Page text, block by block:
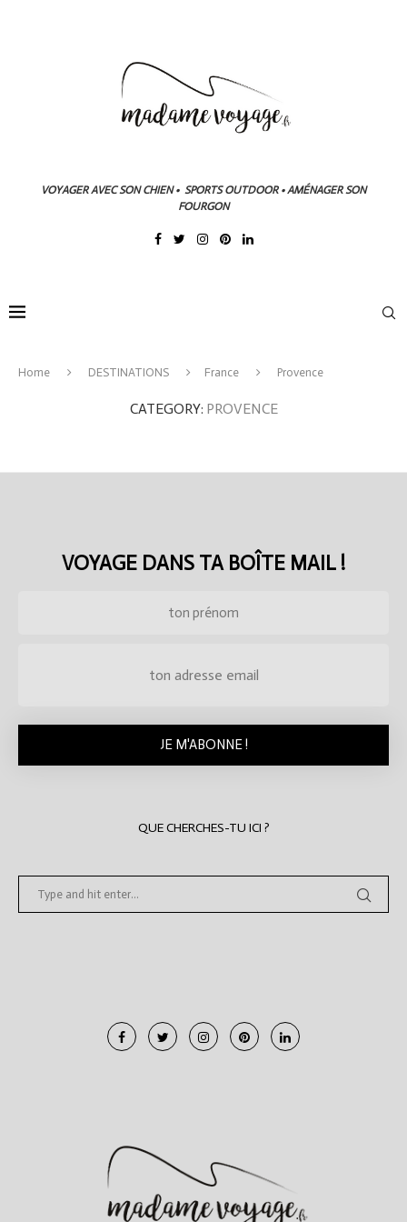
VOYAGER AVEC SON CHIEN • SPORTS OUTDOOR • AMÉNAGER SON
FOURGON
Home DESTINATIONS France Provence
CATEGORY: PROVENCE
VOYAGE DANS TA BOÎTE MAIL !
QUE CHERCHES-TU ICI ?